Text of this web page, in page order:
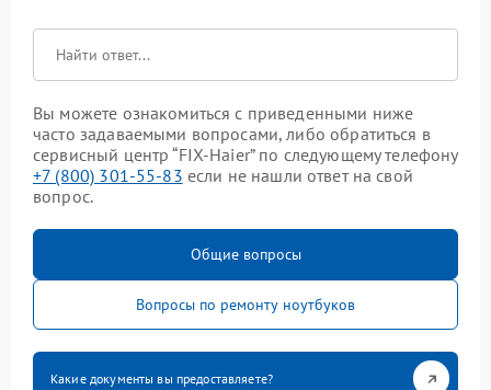
Вы можете ознакомиться с приведенными ниже
часто задаваемыми вопросами, либо обратиться в
сервисный центр “FIX-Haier” по следующему телефону
+7 (800) 301-55-83 если не нашли ответ на свой
вопрос.
Общие вопросы
Вопросы по ремонту ноутбуков
Какие документы вы предоставляете?